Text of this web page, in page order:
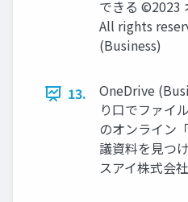
できる ©2023
All rights
(Business)
13.
OneDrive
り口でファイ
のオンライン
議資料を見つ
スアイ株式会